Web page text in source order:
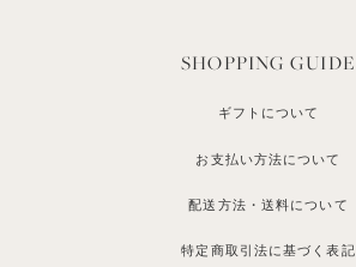
SHOPPING GUIDE
ギフトについて
お支払い方法について
配送方法・送料について
特定商取引法に基づく表記